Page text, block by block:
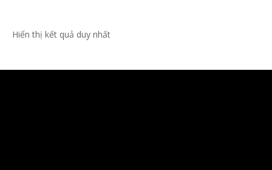
Hiển thị kết quả duy nhất